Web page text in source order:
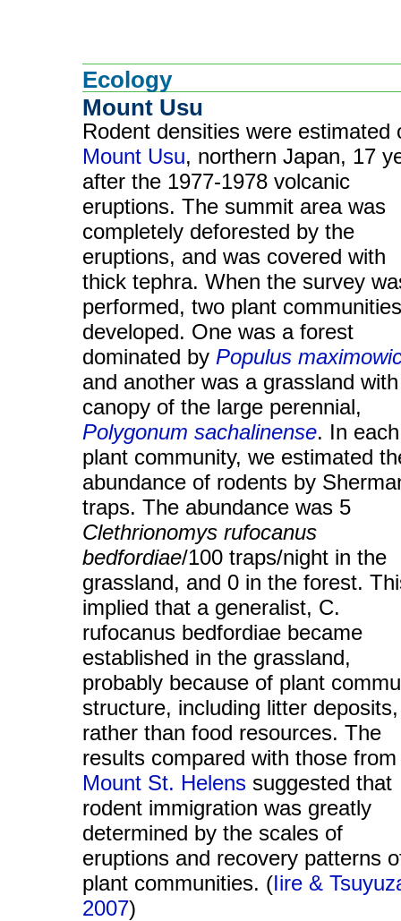
Ecology
Mount Usu
Rodent densities were estimated
Mount Usu, northern Japan, 17
after the 1977-1978 volcanic
eruptions. The summit area was
completely deforested by the
eruptions, and was covered with
thick tephra. When the survey
performed, two plant communities
developed. One was a forest
dominated by Populus
and another was a grassland
canopy of the large perennial,
Polygonum sachalinense. In each
plant community, we estimated
abundance of rodents by
traps. The abundance was 5
Clethrionomys rufocanus
bedfordiae/100 traps/night in the
grassland, and 0 in the forest.
implied that a generalist, C.
rufocanus bedfordiae became
established in the grassland,
probably because of plant
structure, including litter deposits,
rather than food resources. The
results compared with those from
Mount St. Helens suggested that
rodent immigration was greatly
determined by the scales of
eruptions and recovery patterns
plant communities. (Iire &
2007)